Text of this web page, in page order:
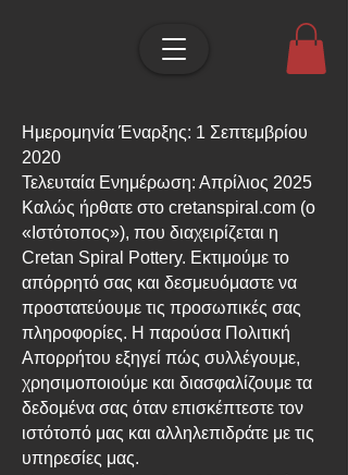
Ημερομηνία Έναρξης: 1 Σεπτεμβρίου
2020
Τελευταία Ενημέρωση: Απρίλιος 2025
Καλώς ήρθατε στο cretanspiral.com (ο
«Ιστότοπος»), που διαχειρίζεται η
Cretan Spiral Pottery. Εκτιμούμε το
απόρρητό σας και δεσμευόμαστε να
προστατεύουμε τις προσωπικές σας
πληροφορίες. Η παρούσα Πολιτική
Απορρήτου εξηγεί πώς συλλέγουμε,
χρησιμοποιούμε και διασφαλίζουμε τα
δεδομένα σας όταν επισκέπτεστε τον
ιστότοπό μας και αλληλεπιδράτε με τις
υπηρεσίες μας.